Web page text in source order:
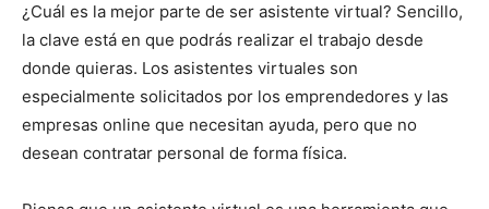
¿Cuál es la mejor parte de ser asistente virtual? Sencillo,
la clave está en que podrás realizar el trabajo desde
donde quieras. Los asistentes virtuales son
especialmente solicitados por los emprendedores y las
empresas online que necesitan ayuda, pero que no
desean contratar personal de forma física.